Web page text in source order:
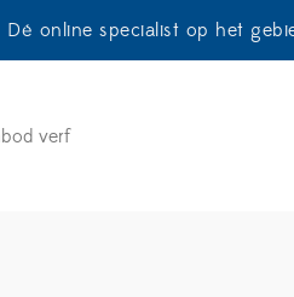
Dé online specialist op het